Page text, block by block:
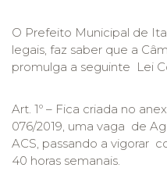
O Prefeito Municipal de
legais, faz saber que a
promulga a seguinte Lei
Art. 1º – Fica criada no
076/2019, uma vaga de
ACS, passando a vigorar
40 horas semanais.